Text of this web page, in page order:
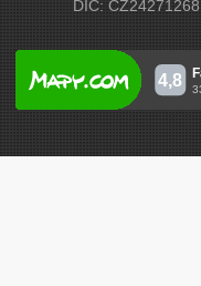
DIČ: CZ24271268